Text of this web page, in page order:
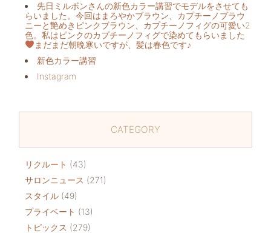
先日ミルボンさんの新色カラー講習でモデルをさせても
らいました。今回はまろやかブラウン、カプチーノブラウ
ニーと艶めきピンクブラウン、カプチーノフィグの可愛い2
色。私はピンクのカプチーノフィグで染めてもらいました
まだまだ朝晩寒いですが、髪は春色です♪
新色カラー講習
Instagram
CATEGORY
リクルート (43)
サロンニュース (271)
スタイル (49)
プライベート (13)
トピックス (279)